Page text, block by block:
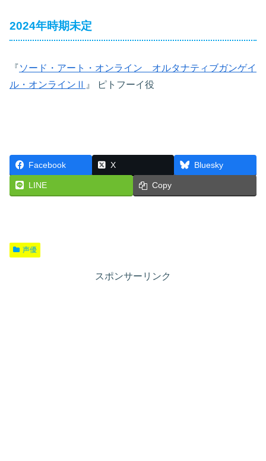
2024年時期未定
『ソード・アート・オンライン オルタナティブガンゲイ
ル・オンラインⅡ 』 ピトフーイ役
Facebook X Bluesky
LINE Copy
声優
スポンサーリンク